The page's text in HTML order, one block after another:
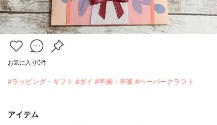
お気に入り 0件
#ラッピング・ギフト #ダイ #卒園・卒業 #ペーパークラフト
アイテム